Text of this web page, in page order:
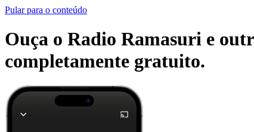
Pular para o conteúdo
Ouça o Radio Ramasuri e
completamente gratuito.